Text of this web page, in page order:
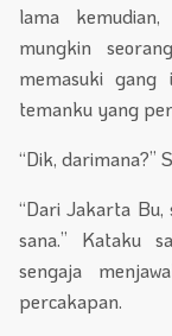
lama
mungkin
memasuki
temanku yang
“Dik, darimana?”
“Dari Jakarta
sana.” Kataku
sengaja
percakapan.